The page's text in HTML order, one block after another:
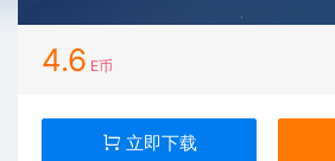
4.6 E币
立即下载